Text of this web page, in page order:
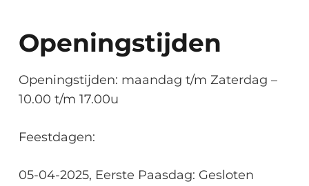
Openingstijden
Openingstijden: maandag t/m Zaterdag –
10.00 t/m 17.00u
Feestdagen:
05-04-2025, Eerste Paasdag: Gesloten